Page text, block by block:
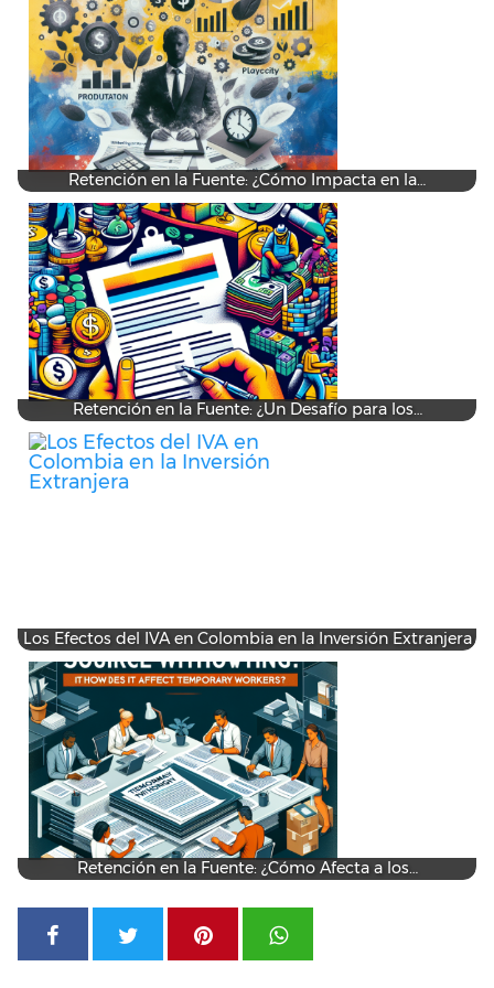
Retención en la Fuente: ¿Cómo Impacta en la…
Retención en la Fuente: ¿Un Desafío para los…
Los Efectos del IVA en Colombia en la Inversión Extranjera
Retención en la Fuente: ¿Cómo Afecta a los…